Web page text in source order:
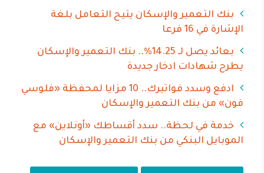
بنك التعمير والإسكان يتيح التعامل بلغة
الإشارة في 16 فرعا
بعائد يصل لـ 14.25%.. بنك التعمير والإسكان
يطرح شهادات ادخار جديدة
ادفع وسدد فواتيرك.. 10 مزايا لمحفظة «فلوسي
فون» من بنك التعمير والإسكان
خدمة في لحظة.. سدد أقساطك «أونلاين» مع
الموبايل البنكي من بنك التعمير والإسكان